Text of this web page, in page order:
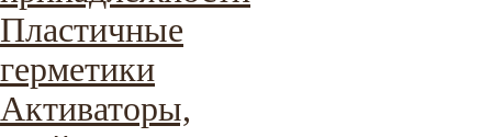
Пластичные
герметики
Активаторы,